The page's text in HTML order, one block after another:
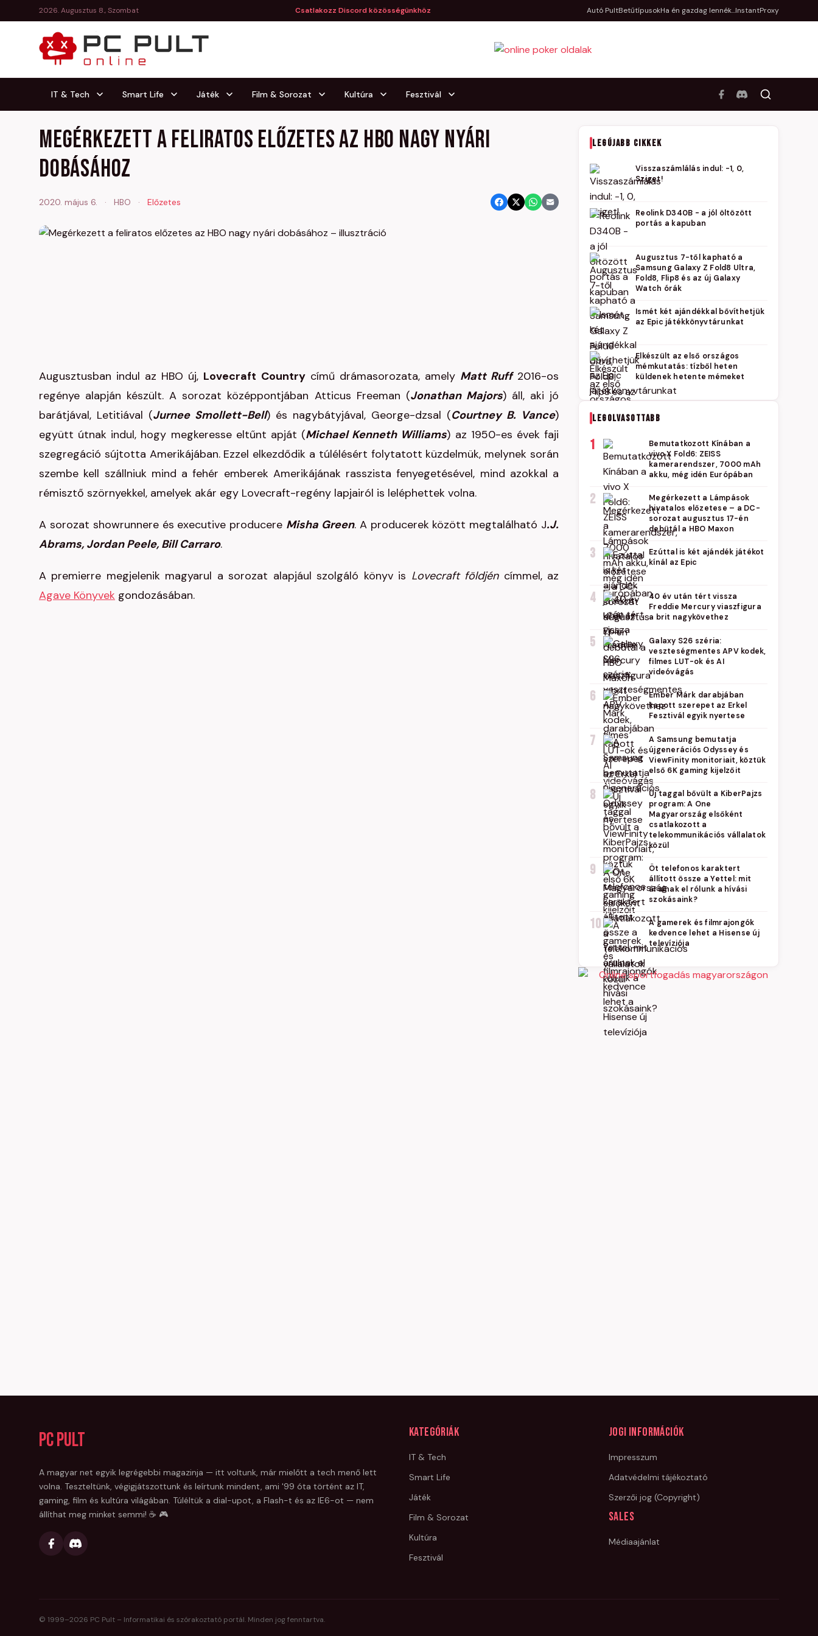
2026. Augusztus 8., Szombat Csatlakozz Discord közösségünkhöz Autó PultBetűtípusokHa én gazdag lennék...InstantProxy
IT & Tech Smart Life Játék Film & Sorozat Kultúra Fesztivál
Megérkezett a feliratos előzetes az HBO nagy nyári
dobásához
2020. május 6. · HBO · Előzetes
Augusztusban indul az HBO új, Lovecraft Countrycímű drámasorozata, amely Matt Ruff2016-os
regénye alapján készült. A sorozat középpontjában Atticus Freeman (Jonathan Majors) áll, aki jó
barátjával, Letitiával (Jurnee Smollett-Bell) és nagybátyjával, George-dzsal (Courtney B. Vance)
együtt útnak indul, hogy megkeresse eltűnt apját (Michael Kenneth Williams) az 1950-es évek faji
szegregáció sújtotta Amerikájában. Ezzel elkezdődik a túlélésért folytatott küzdelmük, melynek során
szembe kell szállniuk mind a fehér emberek Amerikájának rasszista fenyegetésével, mind azokkal a
rémisztő szörnyekkel, amelyek akár egy Lovecraft-regény lapjairól is leléphettek volna.
A sorozat showrunnere és executive producere Misha Green. A producerek között megtalálható J.J.
Abrams, Jordan Peele, Bill Carraro.
A premierre megjelenik magyarul a sorozat alapjául szolgáló könyv is Lovecraft földjéncímmel, az
Agave Könyvek gondozásában.
LEGÚJABB CIKKEK
Visszaszámlálás indul: -1, 0,
Sziget!
Reolink D340B - a jól öltözött
portás a kapuban
Augusztus 7-től kapható a
Samsung Galaxy Z Fold8 Ultra,
Fold8, Flip8 és az új Galaxy
Watch órák
Ismét két ajándékkal bővíthetjük
az Epic játékkönyvtárunkat
Elkészült az első országos
mémkutatás: tízből heten
küldenek hetente mémeket
LEGOLVASOTTABB
1
Bemutatkozott Kínában a
vivo X Fold6: ZEISS
kamerarendszer, 7000 mAh
akku, még idén Európában
2
Megérkezett a Lámpások
hivatalos előzetese – a DC-
sorozat augusztus 17-én
debütál a HBO Maxon
3
Ezúttal is két ajándék játékot
kínál az Epic
4
40 év után tért vissza
Freddie Mercury viaszfigura
a brit nagykövethez
5
Galaxy S26 széria:
veszteségmentes APV kodek,
filmes LUT-ok és AI
videóvágás
6
Ember Márk darabjában
kapott szerepet az Erkel
Fesztivál egyik nyertese
7
A Samsung bemutatja
újgenerációs Odyssey és
ViewFinity monitoriait, köztük
első 6K gaming kijelzőit
8
Új taggal bővült a KiberPajzs
program: A One
Magyarország elsőként
csatlakozott a
telekommunikációs vállalatok
közül
9
Öt telefonos karaktert
állított össze a Yettel: mit
árulnak el rólunk a hívási
szokásaink?
10
A gamerek és filmrajongók
kedvence lehet a Hisense új
televíziója
PC Pult
A magyar net egyik legrégebbi magazinja — itt voltunk, már mielőtt a tech menő lett
volna. Teszteltünk, végigjátszottunk és leírtunk mindent, ami '99 óta történt az IT,
gaming, film és kultúra világában. Túléltük a dial-upot, a Flash-t és az IE6-ot — nem
állíthat meg minket semmi! ☕ 🎮
Kategóriák
IT & Tech
Smart Life
Játék
Film & Sorozat
Kultúra
Fesztivál
Jogi információk
Impresszum
Adatvédelmi tájékoztató
Szerzői jog (Copyright)
Sales
Médiaajánlat
© 1999–2026 PC Pult – Informatikai és szórakoztató portál. Minden jog fenntartva.